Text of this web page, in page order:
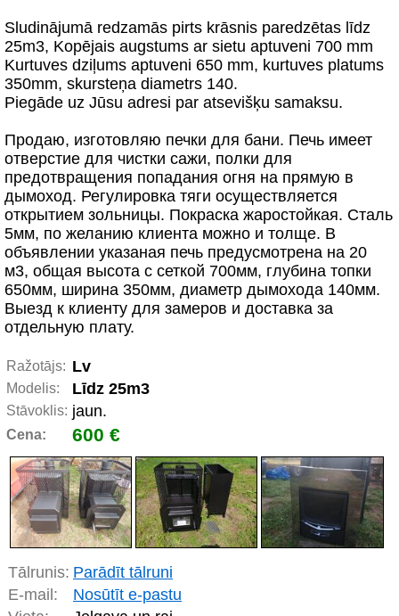
Sludinājumā redzamās pirts krāsnis paredzētas līdz
25m3, Kopējais augstums ar sietu aptuveni 700 mm
Kurtuves dziļums aptuveni 650 mm, kurtuves platums
350mm, skursteņa diametrs 140.
Piegāde uz Jūsu adresi par atsevišķu samaksu.
Продаю, изготовляю печки для бани. Печь имеет
отверстие для чистки сажи, полки для
предотвращения попадания огня на прямую в
дымоход. Регулировка тяги осуществляется
открытием зольницы. Покраска жаростойкая. Сталь
5мм, по желанию клиента можно и толще. В
объявлении указаная печь предусмотрена на 20
м3, общая высота с сеткой 700мм, глубина топки
650мм, ширина 350мм, диаметр дымохода 140мм.
Выезд к клиенту для замеров и доставка за
отдельную плату.
Ražotājs: Lv
Modelis: Līdz 25m3
Stāvoklis: jaun.
Cena: 600 €
Tālrunis: Parādīt tālruni
E-mail:
Nosūtīt e-pastu